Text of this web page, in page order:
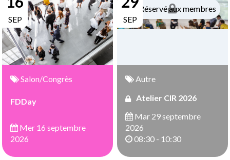
SEP
Salon/Congrès
FDDay
Mer 16 septembre
2026
SEP
Réservé aux membres
Autre
Atelier CIR 2026
Mar 29 septembre
2026
08:30 - 10:30